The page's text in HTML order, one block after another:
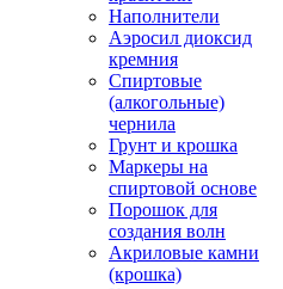
Наполнители
Аэросил диоксид
кремния
Спиртовые
(алкогольные)
чернила
Грунт и крошка
Маркеры на
спиртовой основе
Порошок для
создания волн
Акриловые камни
(крошка)